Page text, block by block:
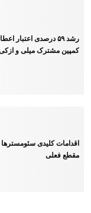
کمپین مشترک میلی و
اقدامات کلیدی سئومسترها
مقطع فعلی